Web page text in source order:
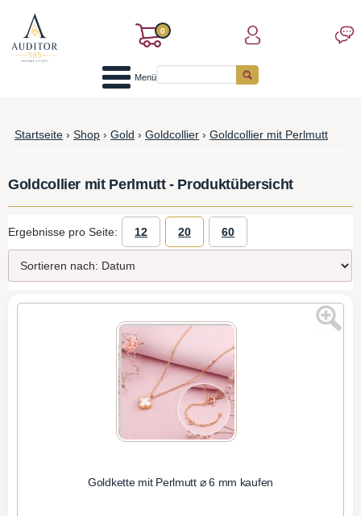
0
Menü
Startseite › Shop › Gold › Goldcollier › Goldcollier mit Perlmutt
Goldcollier mit Perlmutt - Produktübersicht
Ergebnisse pro Seite: 12 20 60
Goldkette mit Perlmutt ⌀ 6 mm kaufen